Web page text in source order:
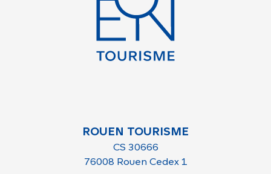
ROUEN TOURISME
CS 30666
76008 Rouen Cedex 1